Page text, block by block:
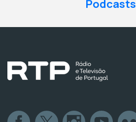
Podcasts